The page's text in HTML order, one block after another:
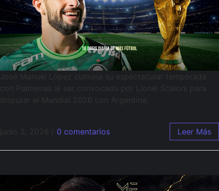
José Manuel López culmina su espectacular temporada
con Palmeiras al ser convocado por Lionel Scaloni para
disputar el Mundial 2026 con Argentina.
0 comentarios Leer Más